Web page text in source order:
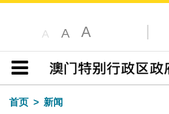
A A A
目录
首页
新闻